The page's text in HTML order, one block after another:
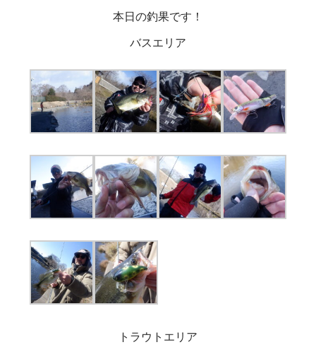
本日の釣果です！
バスエリア
トラウトエリア